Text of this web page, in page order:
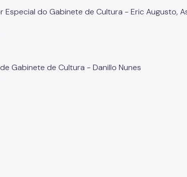
Especial do Gabinete de Cultura - Eric Augusto,
Gabinete de Cultura - Danillo Nunes